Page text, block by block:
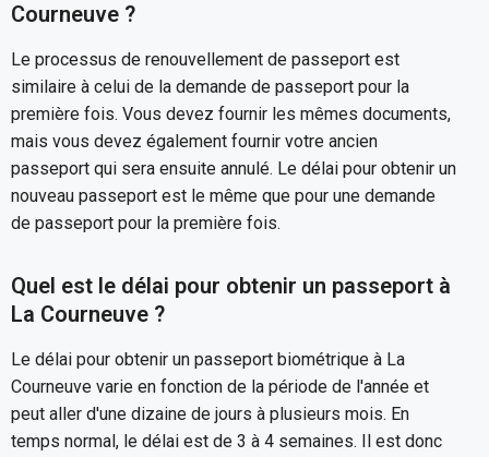
Courneuve ?
Le processus de renouvellement de passeport est
similaire à celui de la demande de passeport pour la
première fois. Vous devez fournir les mêmes documents,
mais vous devez également fournir votre ancien
passeport qui sera ensuite annulé. Le délai pour obtenir un
nouveau passeport est le même que pour une demande
de passeport pour la première fois.
Quel est le délai pour obtenir un passeport à
La Courneuve ?
Le délai pour obtenir un passeport biométrique à La
Courneuve varie en fonction de la période de l'année et
peut aller d'une dizaine de jours à plusieurs mois. En
temps normal, le délai est de 3 à 4 semaines. Il est donc